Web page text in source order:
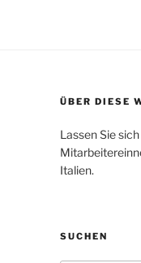
ÜBER DIESE
Lassen Sie
Italien.
SUCHEN